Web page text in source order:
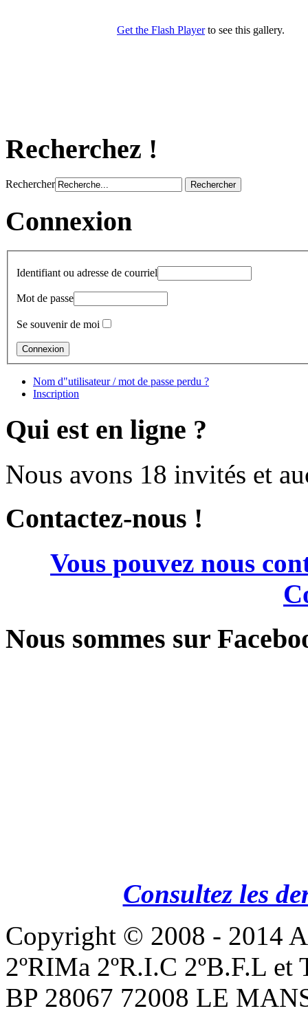
Recherchez !
Rechercher
Connexion
Identifiant ou adresse de courriel
Mot de passe
Se souvenir de moi
Nom d"utilisateur / mot de passe perdu ?
Inscription
Qui est en ligne ?
Nous avons 18 invités et
Contactez-nous !
Vous pouvez nous
Nous sommes sur
Consultez les
Copyright © 2008 - 2014
2ºRIMa 2ºR.I.C 2ºB.F.L
BP 28067 72008 LE